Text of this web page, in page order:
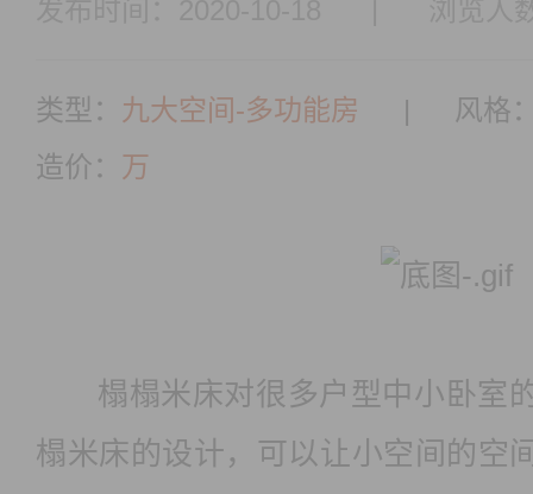
类型： 九大空间-多功能房 |
风格
造价： 万
榻榻米床对很多户型中小卧室
榻米床的设计，可以让小空间的空